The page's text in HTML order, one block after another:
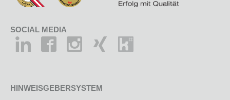
SOCIAL MEDIA
HINWEISGEBERSYSTEM